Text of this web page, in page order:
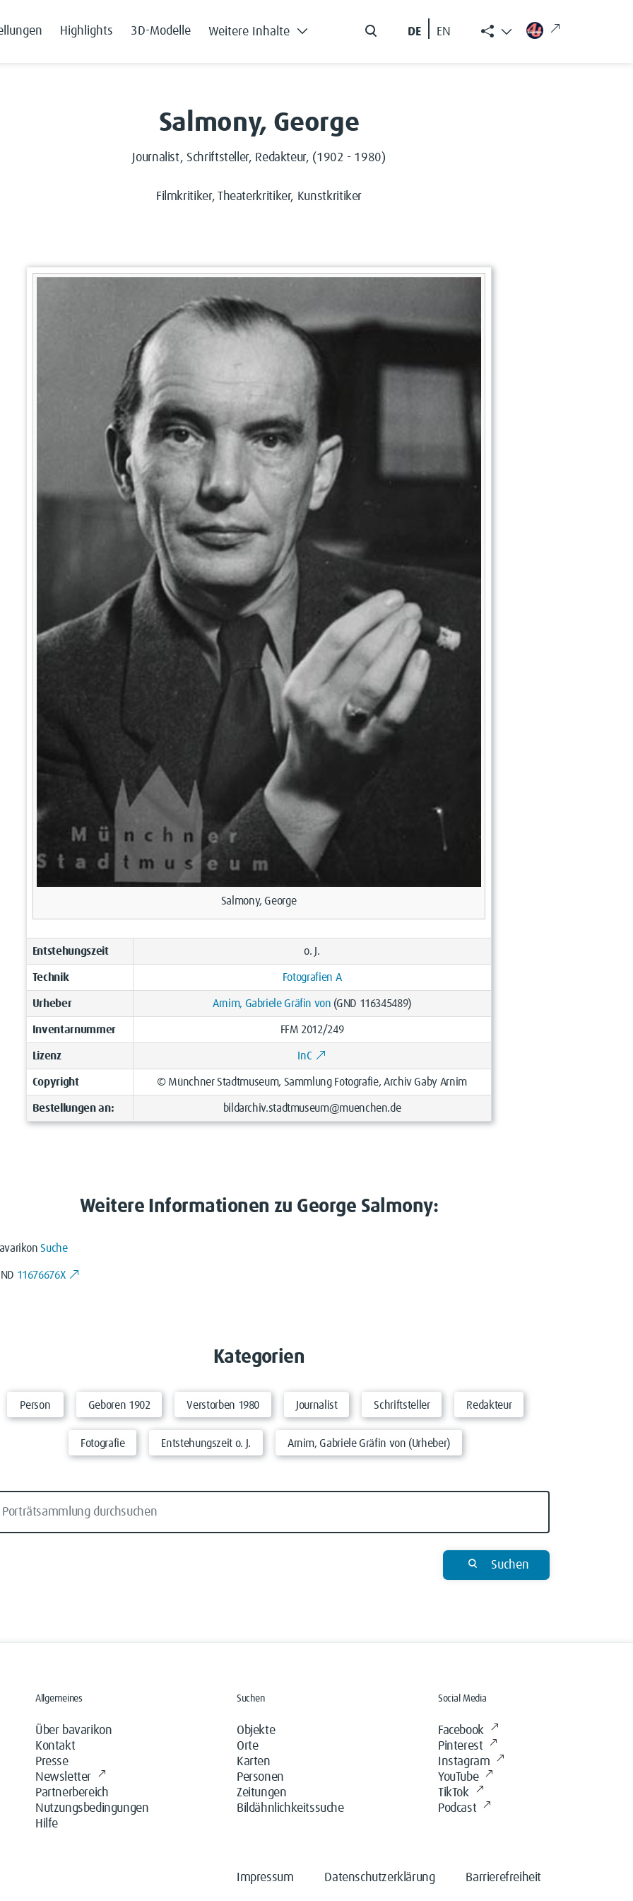
Highlights 3D-Modelle Weitere Inhalte DE EN
Salmony, George
Journalist, Schriftsteller, Redakteur, (1902 - 1980)
Filmkritiker, Theaterkritiker, Kunstkritiker
Salmony, George
Entstehungszeit o. J.
Technik Fotografien A
Urheber Arnim, Gabriele Gräfin von (GND 116345489)
Inventarnummer FFM 2012/249
Lizenz InC
Copyright © Münchner Stadtmuseum, Sammlung Fotografie, Archiv Gaby Arnim
Bestellungen an: bildarchiv.stadtmuseum@muenchen.de
Weitere Informationen zu George Salmony:
Suche
11676676X
Kategorien
Person Geboren 1902 Verstorben 1980 Journalist Schriftsteller Redakteur
Fotografie Entstehungszeit o. J. Arnim, Gabriele Gräfin von (Urheber)
Suchen
Allgemeines
Über bavarikon
Kontakt
Presse
Newsletter
Partnerbereich
Nutzungsbedingungen
Hilfe
Suchen
Objekte
Orte
Karten
Personen
Zeitungen
Bildähnlichkeitssuche
Social Media
Facebook
Pinterest
Instagram
YouTube
TikTok
Podcast
Impressum Datenschutzerklärung Barrierefreiheit